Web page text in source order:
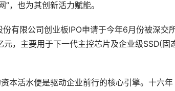
，也为其创新活力赋能。
限公司创业板IPO申请于今年6月份被深交
，主要用于下一代主控芯片及企业级SSD(固
活水便是驱动企业前行的核心引擎。十六年